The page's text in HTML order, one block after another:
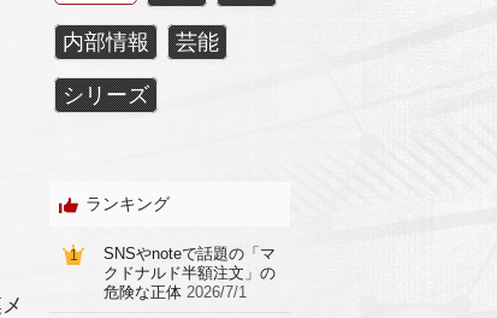
内部情報 芸能
シリーズ
ランキング
1
SNSやnoteで話題の「マ
クドナルド半額注文」の
危険な正体 2026/7/1